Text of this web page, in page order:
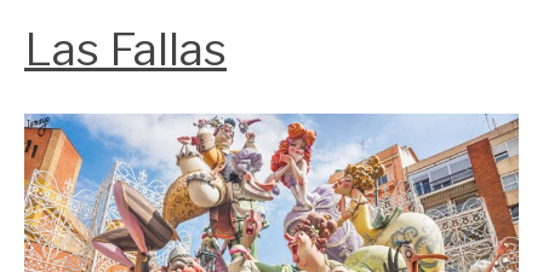
Las Fallas